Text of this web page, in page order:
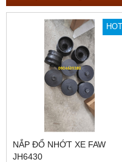
HOT
NẮP ĐỔ NHỚT XE FAW
JH6430